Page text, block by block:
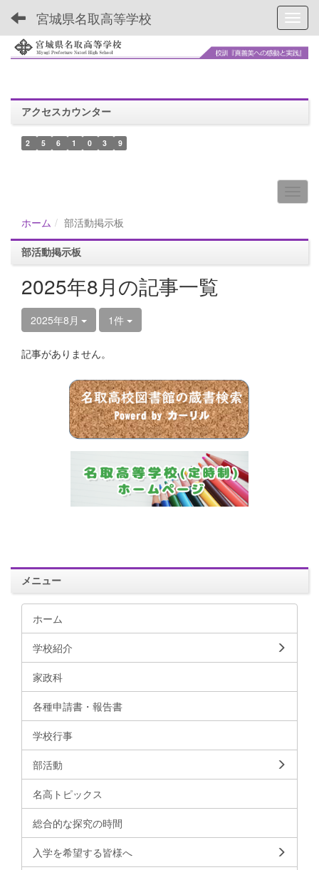
宮城県名取高等学校
アクセスカウンター
2 5 6 1 0 3 9
ホーム 部活動掲示板
部活動掲示板
2025年8月の記事一覧
2025年8月 1件
記事がありません。
メニュー
ホーム
学校紹介
家政科
各種申請書・報告書
学校行事
部活動
名高トピックス
総合的な探究の時間
入学を希望する皆様へ